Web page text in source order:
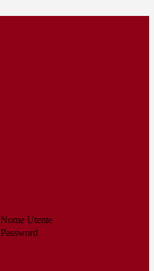
Nome Utente
Password